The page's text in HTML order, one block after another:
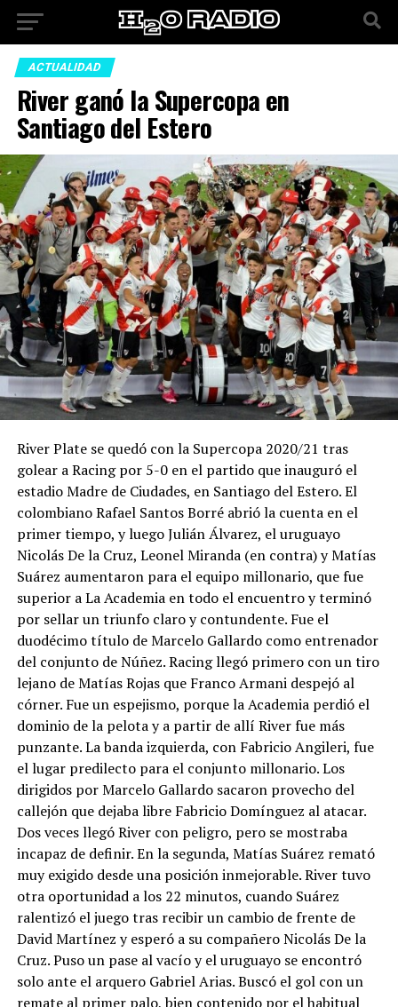
ACTUALIDAD
River ganó la Supercopa en
Santiago del Estero
River Plate se quedó con la Supercopa 2020/21 tras
golear a Racing por 5-0 en el partido que inauguró el
estadio Madre de Ciudades, en Santiago del Estero. El
colombiano Rafael Santos Borré abrió la cuenta en el
primer tiempo, y luego Julián Álvarez, el uruguayo
Nicolás De la Cruz, Leonel Miranda (en contra) y Matías
Suárez aumentaron para el equipo millonario, que fue
superior a La Academia en todo el encuentro y terminó
por sellar un triunfo claro y contundente. Fue el
duodécimo título de Marcelo Gallardo como entrenador
del conjunto de Núñez. Racing llegó primero con un tiro
lejano de Matías Rojas que Franco Armani despejó al
córner. Fue un espejismo, porque la Academia perdió el
dominio de la pelota y a partir de allí River fue más
punzante. La banda izquierda, con Fabricio Angileri, fue
el lugar predilecto para el conjunto millonario. Los
dirigidos por Marcelo Gallardo sacaron provecho del
callejón que dejaba libre Fabricio Domínguez al atacar.
Dos veces llegó River con peligro, pero se mostraba
incapaz de definir. En la segunda, Matías Suárez remató
muy exigido desde una posición inmejorable. River tuvo
otra oportunidad a los 22 minutos, cuando Suárez
ralentizó el juego tras recibir un cambio de frente de
David Martínez y esperó a su compañero Nicolás De la
Cruz. Puso un pase al vacío y el uruguayo se encontró
solo ante el arquero Gabriel Arias. Buscó el gol con un
remate al primer palo, bien contenido por el habitual